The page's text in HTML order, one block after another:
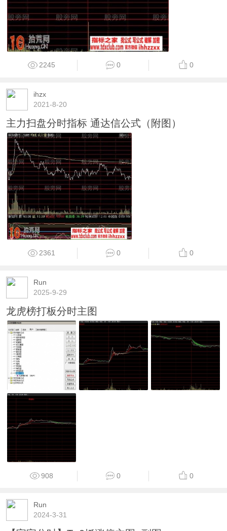
2245 0 0
ihzx
2021-8-20
主力扫盘分时指标 通达信公式（附图）
2361 0 0
Run
2025-9-29
龙虎榜打板分时主图
908 0 0
Run
2024-3-31